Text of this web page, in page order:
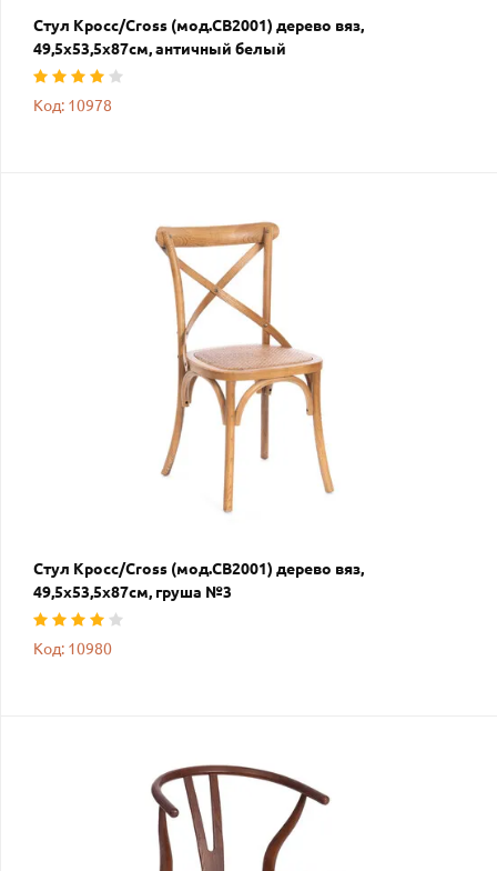
Стул Кросс/Cross (мод.CB2001) дерево вяз,
49,5х53,5х87см, античный белый
Код: 10978
Стул Кросс/Cross (мод.CB2001) дерево вяз,
49,5х53,5х87см, груша №3
Код: 10980